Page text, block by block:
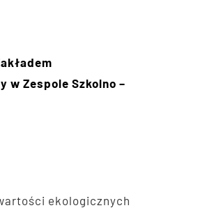
w Zespole Szkolno –
ekologicznych